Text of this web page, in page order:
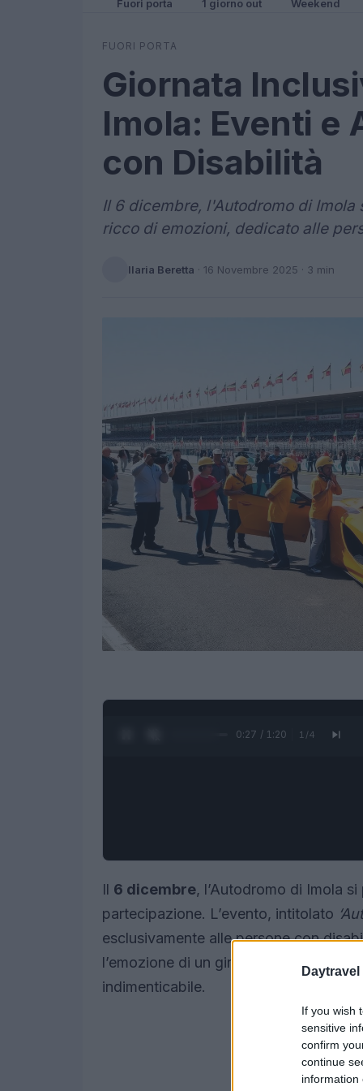
Daytravel
If you wish
sensitive
confirm
continue
information
Fuori porta 1 giorno out Weekend
FUORI PORTA
Giornata
Imola: Eventi e
con Disabilità
Il 6 dicembre, l'Autodromo di
ricco di emozioni, dedicato alle
Ilaria Beretta · 16 Novembre 2025 · 3 min
0:28 / 1:20 1 /4
Il 6 dicembre, l’Autodromo di Imola
partecipazione. L’evento, intitolato
esclusivamente alle persone con
l’emozione di un giro in pista a bordo
indimenticabile.